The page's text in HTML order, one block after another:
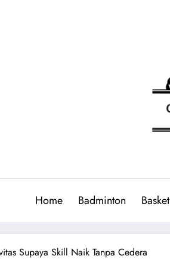
Home Badminton Basket
Supaya Skill Naik Tanpa Cedera